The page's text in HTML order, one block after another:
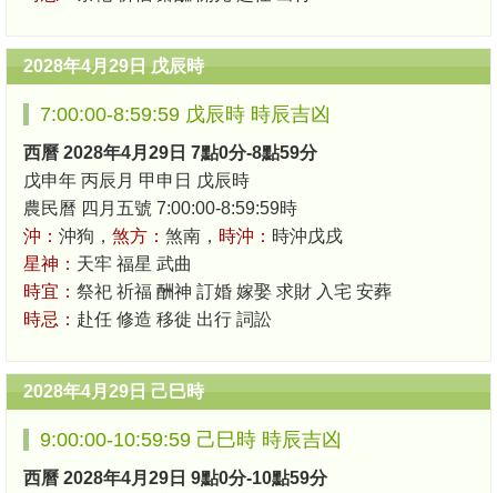
2028年4月29日 戊辰時
7:00:00-8:59:59 戊辰時 時辰吉凶
西曆 2028年4月29日 7點0分-8點59分
戊申年 丙辰月 甲申日 戊辰時
農民曆 四月五號 7:00:00-8:59:59時
沖： 沖狗， 煞方： 煞南， 時沖： 時沖戊戌
星神： 天牢 福星 武曲
時宜： 祭祀 祈福 酬神 訂婚 嫁娶 求財 入宅 安葬
時忌： 赴任 修造 移徙 出行 詞訟
2028年4月29日 己巳時
9:00:00-10:59:59 己巳時 時辰吉凶
西曆 2028年4月29日 9點0分-10點59分